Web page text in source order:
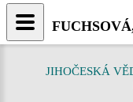
JIHOČESKÁ